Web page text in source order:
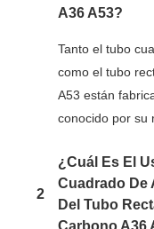
A36 A53?
Tanto el tubo
como el tubo
A53 están
conocido por su
2
¿Cuál Es El
Cuadrado De
Del Tubo
Carbono A36